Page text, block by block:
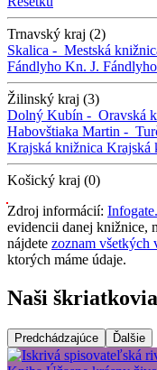
Trnavský kraj (2)
Skalica - Mestská
Fándlyho Kn. J. Fándlyho
Žilinský kraj (3)
Dolný Kubín - Oravská
Habovštiaka Martin -
Krajská knižnica Krajská
Košický kraj (0)
Zdroj informácií:
evidencii danej knižnice,
nájdete zoznam všetkých
ktorých máme údaje.
Naši
Predchádzajúce Ďalšie